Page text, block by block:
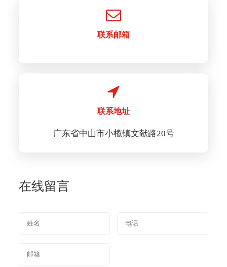
联系邮箱
联系地址
广东省中山市小榄镇文献路20号
在线留言